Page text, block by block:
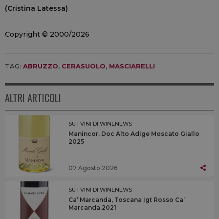
(Cristina Latessa)
Copyright © 2000/2026
TAG: ABRUZZO, CERASUOLO, MASCIARELLI
ALTRI ARTICOLI
SU I VINI DI WINENEWS
Manincor, Doc Alto Adige Moscato Giallo
2025
07 Agosto 2026
SU I VINI DI WINENEWS
Ca’ Marcanda, Toscana Igt Rosso Ca’
Marcanda 2021